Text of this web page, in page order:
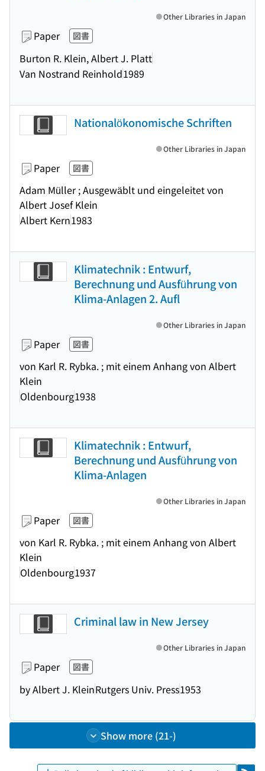
Paper 図書
Burton R. Klein, Albert J. Platt
Van Nostrand Reinhold1989
Other Libraries in Japan
Nationalökonomische Schriften
Paper 図書
Adam Müller ; Ausgewäblt und eingeleitet von
Albert Josef Klein
Albert Kern1983
Other Libraries in Japan
Klimatechnik : Entwurf,
Berechnung und Ausführung von
Klima-Anlagen 2. Aufl
Paper 図書
von Karl R. Rybka. ; mit einem Anhang von Albert
Klein
Oldenbourg1938
Other Libraries in Japan
Klimatechnik : Entwurf,
Berechnung und Ausführung von
Klima-Anlagen
Paper 図書
von Karl R. Rybka. ; mit einem Anhang von Albert
Klein
Oldenbourg1937
Other Libraries in Japan
Criminal law in New Jersey
Paper 図書
by Albert J. KleinRutgers Univ. Press1953
Other Libraries in Japan
Show more (21-)